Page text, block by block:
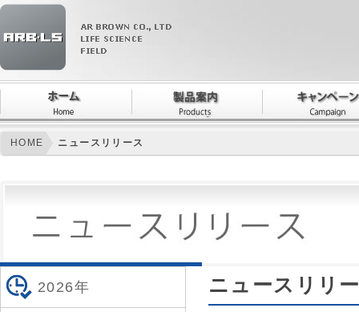
HOME ニュースリリース
2026年 ニュースリリ